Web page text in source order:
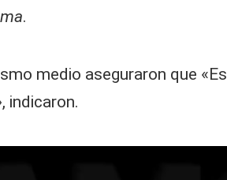
.
medio aseguraron que
indicaron.